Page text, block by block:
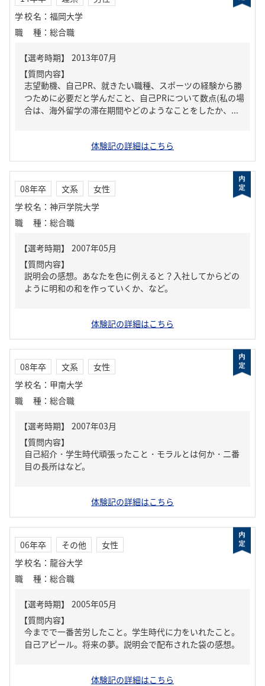
学校名 ： 福岡大学
職種 ： 総合職
【質問内容】
志望動機、自己PR、就きたい職種、スポーツの経験から勝
つために必要だと学んだこと、自己PRについて数点(私の場
合は、海外留学の滞在期間やどのようなことをしたか、...
体験記の詳細はこちら
08年卒 文系
女性
学校名 ： 神戸学院大学
職種 ： 総合職
【質問内容】
説明会の感想。あなたを色に例えると？入社してからどの
ように明和の和を作っていくか、など。
体験記の詳細はこちら
08年卒 文系
女性
学校名 ： 甲南大学
職種 ： 総合職
【質問内容】
自己紹介・学生時代頑張ったこと・モラルとは何か・二番
目の長所はなど。
体験記の詳細はこちら
06年卒 その他
女性
学校名 ： 龍谷大学
職種 ： 総合職
【質問内容】
今までで一番苦労したこと。学生時代に力をいれたこと。
自己アピール。将来の夢。説明会で配布された袋の感想。
体験記の詳細はこちら